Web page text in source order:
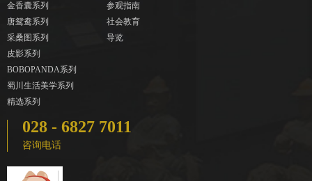
金香囊系列
唐鸳鸯系列
采桑图系列
皮影系列
BOBOPANDA系列
蜀川生活美学系列
精选系列
参观指南
社会教育
导览
028 - 6827 7011
咨询电话